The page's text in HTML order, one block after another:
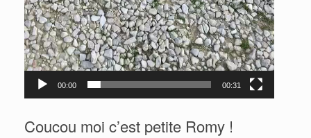
00:00 00:31
Coucou moi c’est petite Romy !